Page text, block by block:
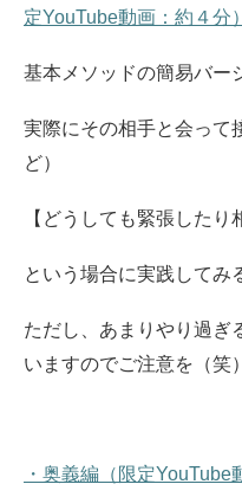
定YouTube動画：約４分）
基本メソッドの簡易バー
実際にその相手と会って
ど）
【どうしても緊張したり
という場合に実践してみ
ただし、あまりやり過ぎ
いますのでご注意を（笑）
・奥義編（限定